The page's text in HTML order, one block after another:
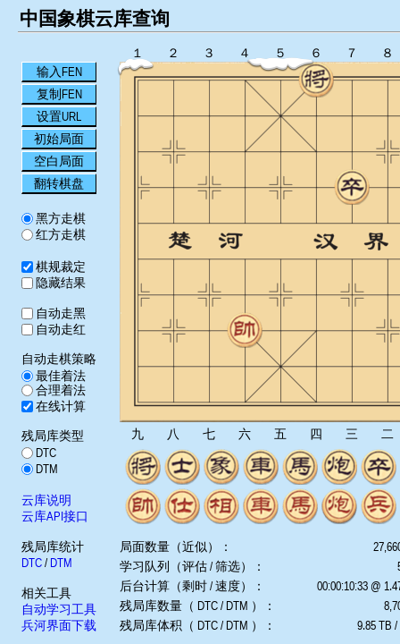
中国象棋云库查询
输入FEN
复制FEN
设置URL
初始局面
空白局面
翻转棋盘
黑方走棋
红方走棋
棋规裁定
隐藏结果
自动走黑
自动走红
自动走棋策略
最佳着法
合理着法
在线计算
残局库类型
DTC
DTM
云库说明
云库API接口
残局库统计
DTC/ DTM
相关工具
自动学习工具
兵河界面下载
１ ２ ３ ４ ５ ６ ７ ８
九 八 七 六 五 四 三 二
局面数量（近似）：
学习队列（评估 / 筛选）：
后台计算（剩时 / 速度）：
00:00:10:33 @
残局库数量（ DTC / DTM ）：
残局库体积（ DTC / DTM ）：
9.85 TB